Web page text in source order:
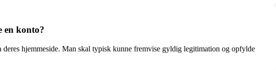
en konto?
hjemmeside. Man skal typisk kunne fremvise gyldig legitimation og opfylde